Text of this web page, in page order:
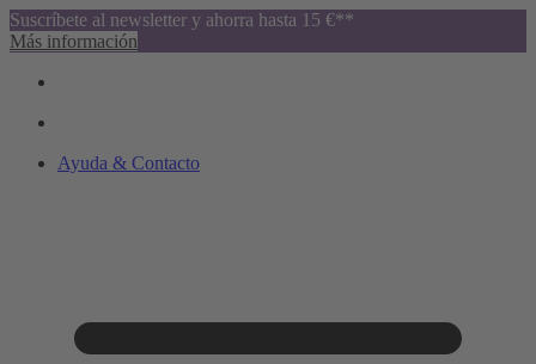
Suscríbete al newsletter y ahorra hasta 15 €**
Más información
Ayuda & Contacto